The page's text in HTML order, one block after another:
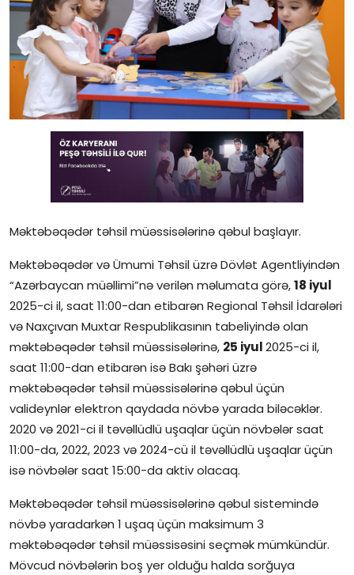
Rəsmi
Təhsil
Müsahibə
Elm və innovasiya
Reportaj
Pedaqogika
Regionlar
Qəzetin PDF arxivi
İctimai şura
Dünya
Məktəbəqədər təhsil müəssisələrinə qəbul başlayır.
Məktəbəqədər və Ümumi Təhsil üzrə Dövlət Agentliyindən
“Azərbaycan müəllimi”nə verilən məlumata görə,18 iyul
2025-ci il, saat 11:00-dan etibarən Regional Təhsil İdarələri
və Naxçıvan Muxtar Respublikasının tabeliyində olan
məktəbəqədər təhsil müəssisələrinə, 25 iyul2025-ci il,
saat 11:00-dan etibarən isə Bakı şəhəri üzrə
məktəbəqədər təhsil müəssisələrinə qəbul üçün
valideynlər elektron qaydada növbə yarada biləcəklər.
2020 və 2021-ci il təvəllüdlü uşaqlar üçün növbələr saat
11:00-da, 2022, 2023 və 2024-cü il təvəllüdlü uşaqlar üçün
isə növbələr saat 15:00-da aktiv olacaq.
Məktəbəqədər təhsil müəssisələrinə qəbul sistemində
növbə yaradarkən 1 uşaq üçün maksimum 3
məktəbəqədər təhsil müəssisəsini seçmək mümkündür.
Mövcud növbələrin boş yer olduğu halda sorğuya